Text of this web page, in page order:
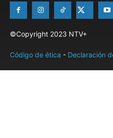
©Copyright 2023 NTV+
Código de ética - Declaración